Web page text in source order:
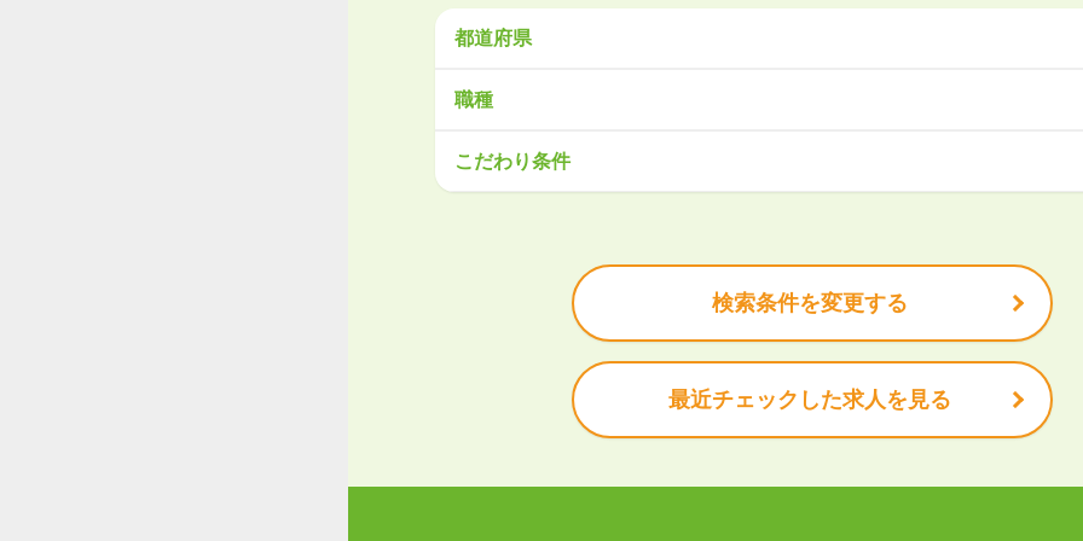
都道府県
北海道・東北
北海道
関東
茨城県栃木県群馬県埼玉県千葉県東京都神奈川県
石川県福井県山梨県長野県
大阪府兵庫県奈良県和歌山県
中国・四国
職種
販売・サービス
工場・製造企画・管理
こだわり条件
産休・育休充実諸手当あり
検索条件を変更する
最近チェックした求人を見る